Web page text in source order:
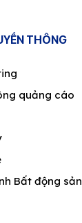
THÔNG
quảng cáo
Bất động sản